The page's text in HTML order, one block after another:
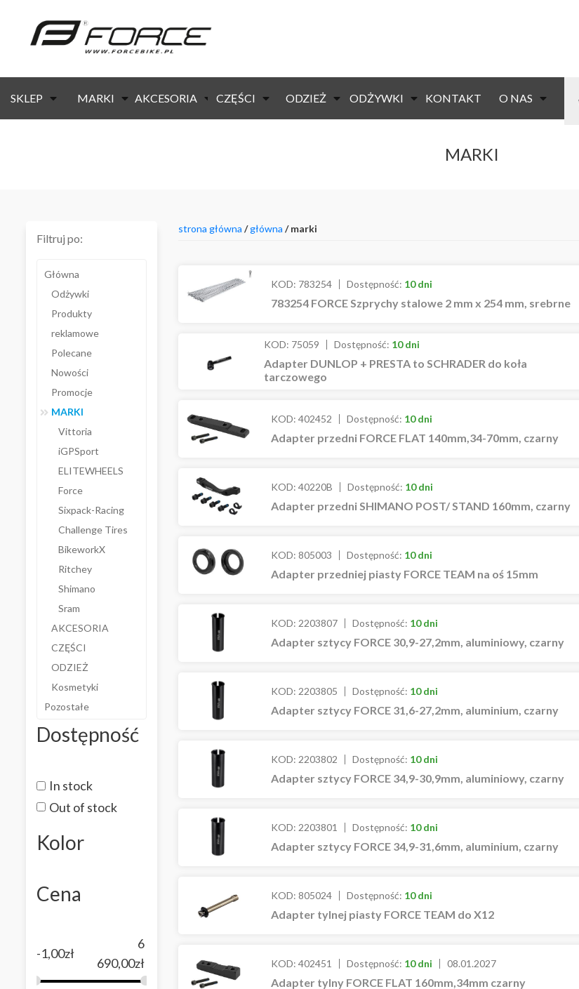
SKLEP MARKI AKCESORIA CZĘŚCI ODZIEŻ ODŻYWKI KONTAKT O NAS
MARKI
Filtruj po:
Główna
Odżywki
Produkty
reklamowe
Polecane
Nowości
Promocje
MARKI
Vittoria
iGPSport
ELITEWHEELS
Force
Sixpack-Racing
Challenge Tires
BikeworkX
Ritchey
Shimano
Sram
AKCESORIA
CZĘŚCI
ODZIEŻ
Kosmetyki
Pozostałe
Dostępność
In stock
Out of stock
Kolor
Cena
-1,00zł
6
690,00zł
strona główna /główna / marki
KOD: 783254 Dostępność: 10 dni
783254 FORCE Szprychy stalowe 2 mm x 254 mm, srebrne
KOD: 75059 Dostępność: 10 dni
Adapter DUNLOP + PRESTA to SCHRADER do koła
tarczowego
KOD: 402452 Dostępność: 10 dni
Adapter przedni FORCE FLAT 140mm,34-70mm, czarny
KOD: 40220B Dostępność: 10 dni
Adapter przedni SHIMANO POST/ STAND 160mm, czarny
KOD: 805003 Dostępność: 10 dni
Adapter przedniej piasty FORCE TEAM na oś 15mm
KOD: 2203807 Dostępność: 10 dni
Adapter sztycy FORCE 30,9-27,2mm, aluminiowy, czarny
KOD: 2203805 Dostępność: 10 dni
Adapter sztycy FORCE 31,6-27,2mm, aluminium, czarny
KOD: 2203802 Dostępność: 10 dni
Adapter sztycy FORCE 34,9-30,9mm, aluminiowy, czarny
KOD: 2203801 Dostępność: 10 dni
Adapter sztycy FORCE 34,9-31,6mm, aluminium, czarny
KOD: 805024 Dostępność: 10 dni
Adapter tylnej piasty FORCE TEAM do X12
KOD: 402451 Dostępność: 10 dni 08.01.2027
Adapter tylny FORCE FLAT 160mm,34mm czarny